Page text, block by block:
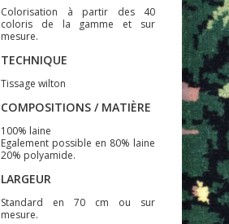
Colorisation à partir des 40
coloris de la gamme et sur
mesure.
TECHNIQUE
Tissage wilton
COMPOSITIONS / MATIÈRE
100% laine
Egalement possible en 80% laine
20% polyamide.
LARGEUR
Standard en 70 cm ou sur
mesure.